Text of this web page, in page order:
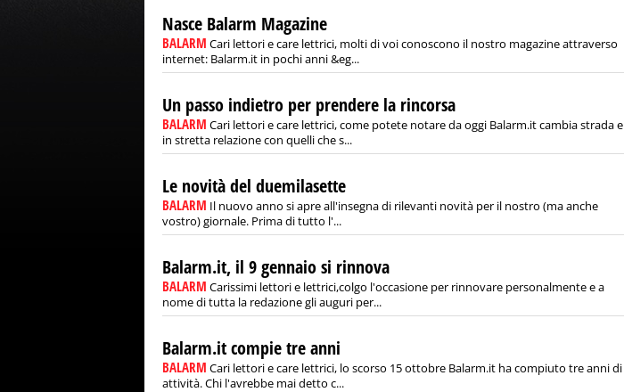
Nasce Balarm Magazine
BALARM Cari lettori e care lettrici, molti di voi conoscono il nostro magazine attraverso
internet: Balarm.it in pochi anni &eg...
Un passo indietro per prendere la rincorsa
BALARM Cari lettori e care lettrici, come potete notare da oggi Balarm.it cambia strada e
in stretta relazione con quelli che s...
Le novità del duemilasette
BALARM Il nuovo anno si apre all'insegna di rilevanti novità per il nostro (ma anche
vostro) giornale. Prima di tutto l'...
Balarm.it, il 9 gennaio si rinnova
BALARM Carissimi lettori e lettrici,colgo l'occasione per rinnovare personalmente e a
nome di tutta la redazione gli auguri per...
Balarm.it compie tre anni
BALARM Cari lettori e care lettrici, lo scorso 15 ottobre Balarm.it ha compiuto tre anni di
attività. Chi l'avrebbe mai detto c...